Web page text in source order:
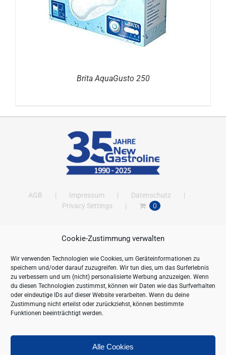
Cookie-Zustimmung verwalten
Wir verwenden Technologien wie Cookies, um Geräteinformationen zu
speichern und/oder darauf zuzugreifen. Wir tun dies, um das Surferlebnis
zu verbessern und um (nicht) personalisierte Werbung anzuzeigen. Wenn
du diesen Technologien zustimmst, können wir Daten wie das Surfverhalten
oder eindeutige IDs auf dieser Website verarbeiten. Wenn du deine
Zustimmung nicht erteilst oder zurückziehst, können bestimmte
Funktionen beeinträchtigt werden.
Alle Cookies
Brita AquaGusto 250
AGB Impressum
Datenschutz
Privacy Settings
0
ANSCHRIFT
New Gastroline GmbH
Barthestraße 115
18356 Barth
Deutschland/Germany
Öffnungszeiten:
Mo. - Fr. 09.00 bis 16.00 Uhr
https://www.newgastroline.de